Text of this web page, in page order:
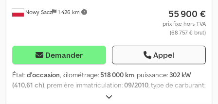
Nowy Sacz 1 426 km 55 900 €
prix fixe hors TVA
(68 757 € brut)
Demander Appel
État:d'occasion, kilométrage: 518 000 km, puissance: 302 kW
(410,61 ch), première immatriculation:09/2010, type de carburant:
, configuration d'essieux: